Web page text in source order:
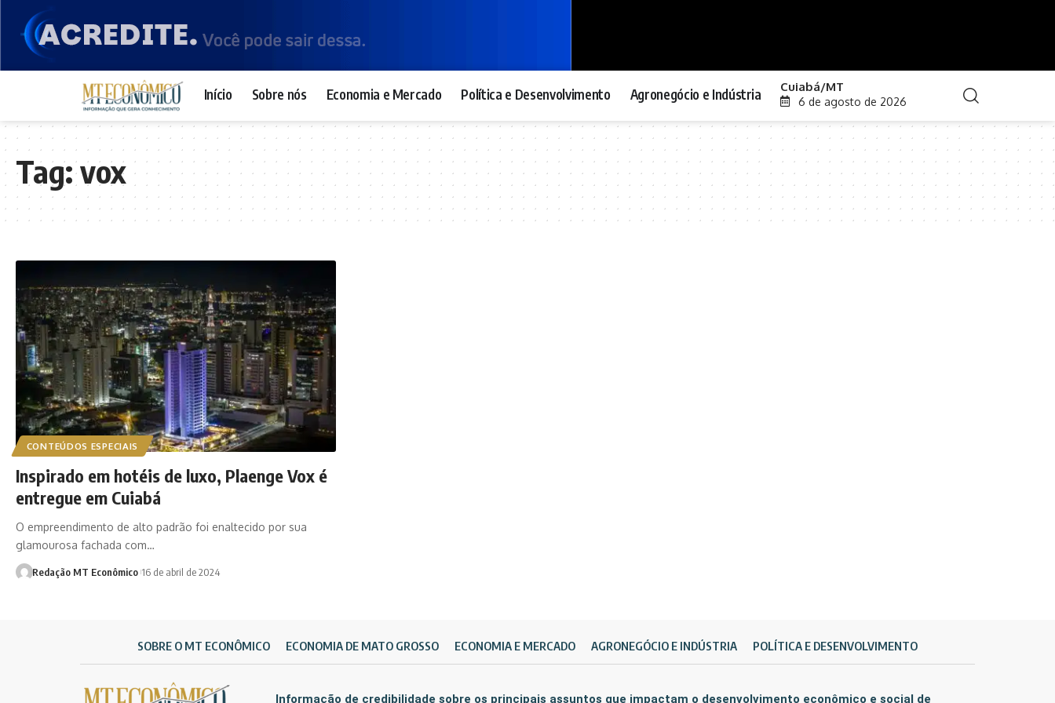
Início Sobre nós Economia e Mercado Política e Desenvolvimento Agronegócio e Indústria Cuiabá/MT
6 de agosto de 2026
Tag:vox
CONTEÚDOS ESPECIAIS
Inspirado em hotéis de luxo, Plaenge Vox é
entregue em Cuiabá
O empreendimento de alto padrão foi enaltecido por sua
glamourosa fachada com…
Redação MT Econômico 16 de abril de 2024
SOBRE O MT ECONÔMICO ECONOMIA DE MATO GROSSO ECONOMIA E MERCADO AGRONEGÓCIO E INDÚSTRIA POLÍTICA E DESENVOLVIMENTO
Informação de credibilidade sobre os principais assuntos que impactam o desenvolvimento econômico e social de